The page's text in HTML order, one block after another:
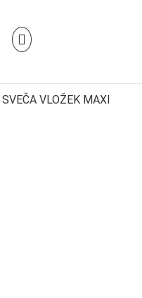
SVEČA VLOŽEK MAXI